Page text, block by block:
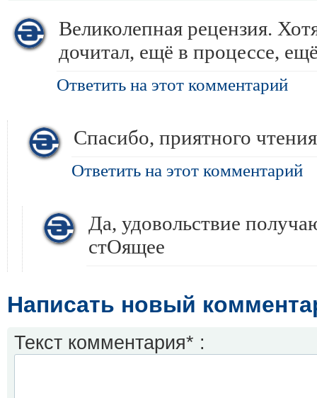
Великолепная рецензия.
дочитал, ещё в процессе,
Ответить на этот комментарий
Спасибо, приятного
Ответить на этот комментарий
Да, удовольствие
стОящее
Написать новый
Текст комментария* :